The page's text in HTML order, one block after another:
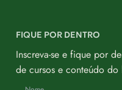
FIQUE POR DENTRO
Inscreva-se e fique por
de cursos e conteúdo do